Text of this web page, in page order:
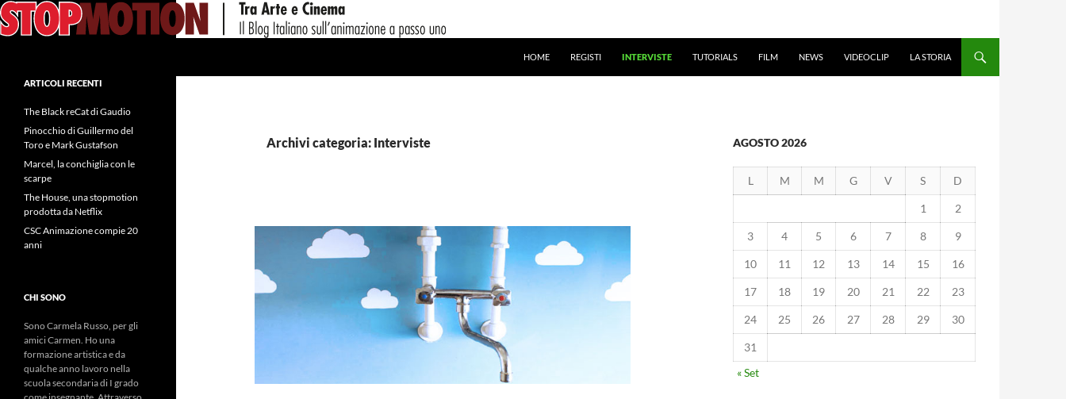
Vai
al
HOME REGISTI INTERVISTE TUTORIALS FILM NEWS VIDEOCLIP LA STORIA
Archivi categoria: Interviste AGOSTO 2026
L M M G V S D
1 2
3 4 5 6 7 8 9
10 11 12 13 14 15 16
17 18 19 20 21 22 23
24 25 26 27 28 29 30
31
« Set
ARTICOLI RECENTI
The Black reCat di Gaudio
Pinocchio di Guillermo del
Toro e Mark Gustafson
Marcel, la conchiglia con le
scarpe
The House, una stopmotion
prodotta da Netflix
CSC Animazione compie 20
anni
CHI SONO
Sono Carmela Russo, per gli
amici Carmen. Ho una
formazione artistica e da
qualche anno lavoro nella
scuola secondaria di I grado